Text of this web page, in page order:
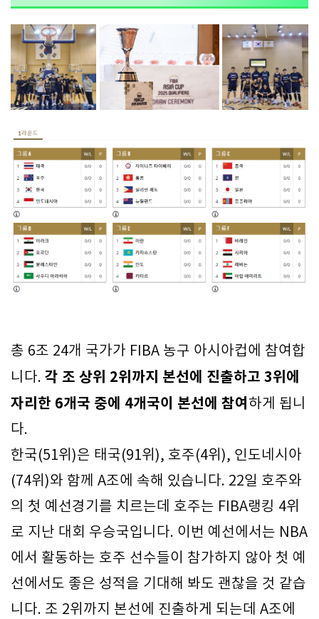
총 6조 24개 국가가 FIBA 농구 아시아컵에 참여합
니다. 각 조 상위 2위까지 본선에 진출하고 3위에
자리한 6개국 중에 4개국이 본선에 참여 하게 됩니
다.
한국(51위)은 태국(91위), 호주(4위), 인도네시아
(74위)와 함께 A조에 속해 있습니다. 22일 호주와
의 첫 예선경기를 치르는데 호주는 FIBA랭킹 4위
로 지난 대회 우승국입니다. 이번 예선에서는 NBA
에서 활동하는 호주 선수들이 참가하지 않아 첫 예
선에서도 좋은 성적을 기대해 봐도 괜찮을 것 같습
니다. 조 2위까지 본선에 진출하게 되는데 A조에